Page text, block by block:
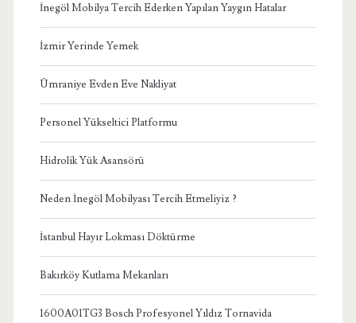
İnegöl Mobilya Tercih Ederken Yapılan Yaygın Hatalar
İzmir Yerinde Yemek
Ümraniye Evden Eve Nakliyat
Personel Yükseltici Platformu
Hidrolik Yük Asansörü
Neden İnegöl Mobilyası Tercih Etmeliyiz ?
İstanbul Hayır Lokması Döktürme
Bakırköy Kutlama Mekanları
1600A01TG3 Bosch Profesyonel Yıldız Tornavida